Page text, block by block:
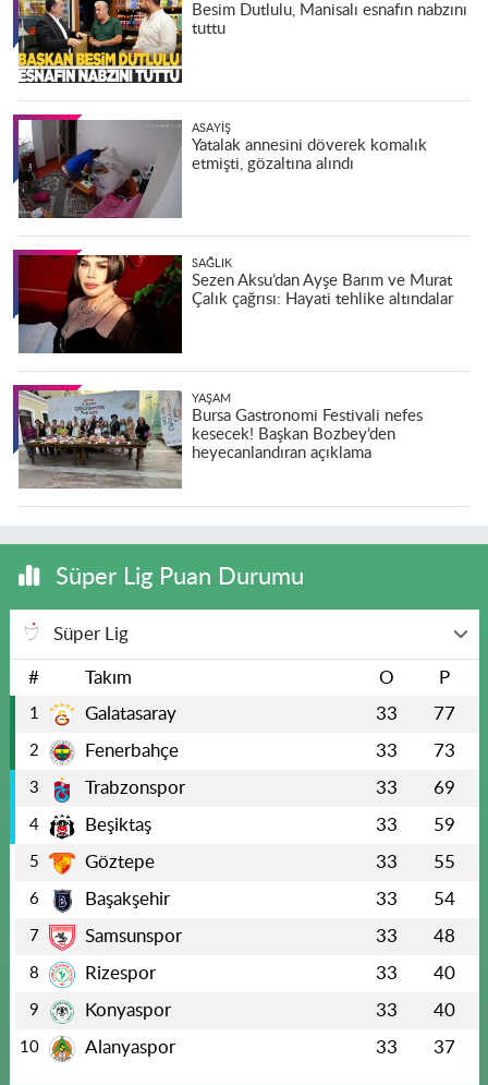
Besim Dutlulu, Manisalı esnafın nabzını
tuttu
ASAYIŞ
Yatalak annesini döverek komalık
etmişti, gözaltına alındı
SAĞLIK
Sezen Aksu’dan Ayşe Barım ve Murat
Çalık çağrısı: Hayati tehlike altındalar
YAŞAM
Bursa Gastronomi Festivali nefes
kesecek! Başkan Bozbey’den
heyecanlandıran açıklama
Süper Lig Puan Durumu
Süper Lig
# Takım O P
1 Galatasaray 33 77
2 Fenerbahçe 33 73
3 Trabzonspor 33 69
4 Beşiktaş 33 59
5 Göztepe 33 55
6 Başakşehir 33 54
7 Samsunspor 33 48
8 Rizespor 33 40
9 Konyaspor 33 40
10 Alanyaspor 33 37